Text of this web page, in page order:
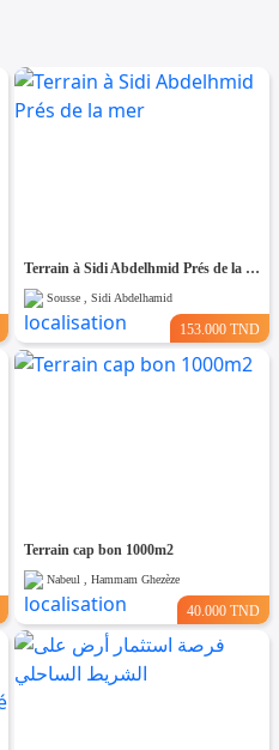
Terrain à Sidi Abdelhmid Prés de la mer
Sousse , Sidi Abdelhamid
153.000 TND
Terrain cap bon 1000m2
Nabeul , Hammam Ghezèze
40.000 TND